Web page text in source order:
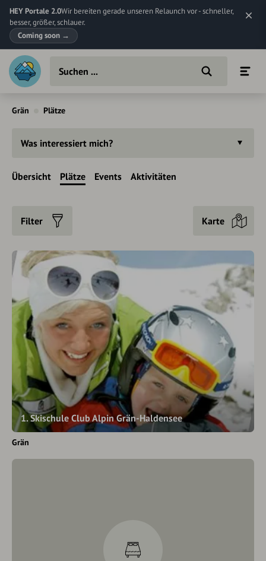
HEY Portale 2.0Wir bereiten gerade unseren Relaunch vor - schneller,
besser, größer, schlauer.
Coming soon →
Grän Plätze
Was interessiert mich?
Übersicht Plätze Events Aktivitäten
Filter Karte
1. Skischule Club Alpin Grän-Haldensee
Grän